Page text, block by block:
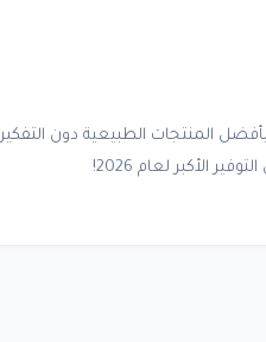
المنتجات الطبيعية دون